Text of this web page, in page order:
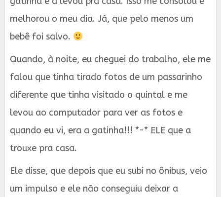
melhorou o meu dia. Já, que pelo menos um
bebê foi salvo.
Quando, à noite, eu cheguei do trabalho, ele me
falou que tinha tirado fotos de um passarinho
diferente que tinha visitado o quintal e me
levou ao computador para ver as fotos e
quando eu vi, era a gatinha!!! *-* ELE que a
trouxe pra casa.
Ele disse, que depois que eu subi no ônibus, veio
um impulso e ele não conseguiu deixar a